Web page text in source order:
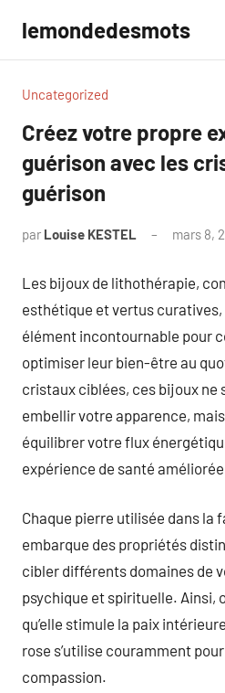
contenu
lemondedesmots
Uncategorized
Créez votre propre
guérison avec les
guérison
par Louise KESTEL mars 8,
Les bijoux de lithothérapie,
esthétique et vertus curatives,
élément incontournable pour
optimiser leur bien-être au
cristaux ciblées, ces bijoux ne
embellir votre apparence,
équilibrer votre flux
expérience de santé
Chaque pierre utilisée dans la
embarque des propriétés
cibler différents domaines de
psychique et spirituelle. Ainsi,
qu’elle stimule la paix
rose s’utilise couramment
compassion.